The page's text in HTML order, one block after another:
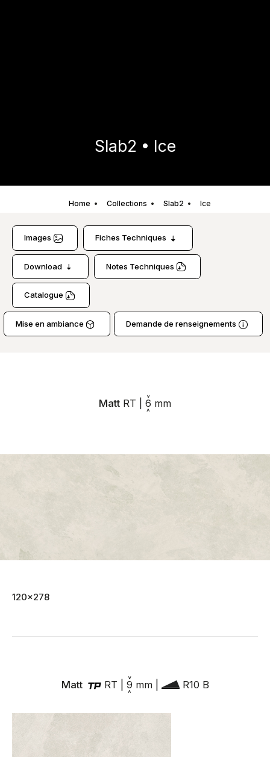
Slab2 • Ice
Home Collections Slab2 Ice
Images Fiches Techniques
Download Notes Techniques
Catalogue
Mise en ambiance Demande de renseignements
Matt RT 6 mm
120x278
Matt RT 9 mm| R10 B